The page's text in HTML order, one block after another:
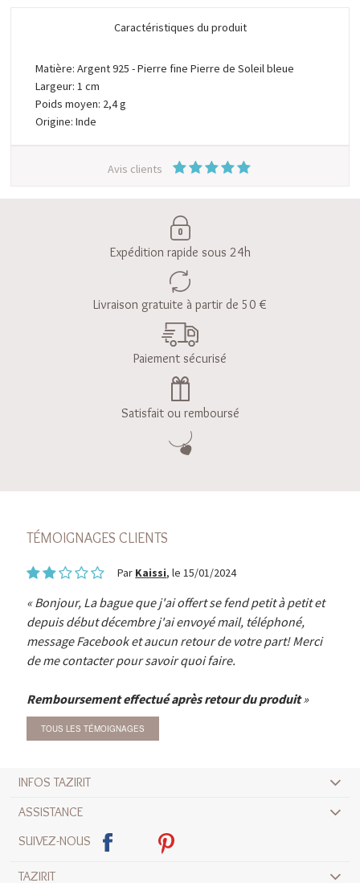
Caractéristiques du produit
Matière: Argent 925 - Pierre fine Pierre de Soleil bleue
Largeur: 1 cm
Poids moyen: 2,4 g
Origine: Inde
Avis clients
Expédition rapide sous 24h
Livraison gratuite à partir de 50 €
Paiement sécurisé
Satisfait ou remboursé
TÉMOIGNAGES CLIENTS
Par Kaissi, le 15/01/2024
Bonjour, La bague que j'ai offert se fend petit à petit et
depuis début décembre j'ai envoyé mail, téléphoné,
message Facebook et aucun retour de votre part! Merci
de me contacter pour savoir quoi faire.
Remboursement effectué après retour du produit
TOUS LES TÉMOIGNAGES
INFOS TAZIRIT
ASSISTANCE
SUIVEZ-NOUS
TAZIRIT